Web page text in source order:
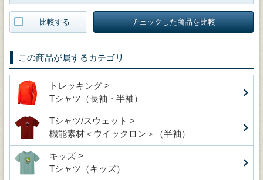
比較する チェックした商品を比較
この商品が属するカテゴリ
トレッキング >
Tシャツ（長袖・半袖）
Tシャツ/スウェット >
機能素材＜ウイックロン＞（半袖）
キッズ >
Tシャツ（キッズ）